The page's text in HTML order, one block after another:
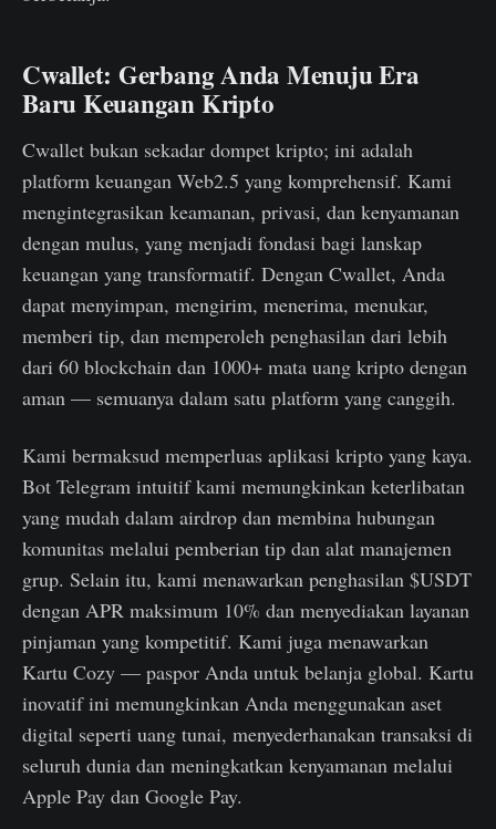
Cwallet: Gerbang Anda Menuju Era
Baru Keuangan Kripto
Cwallet bukan sekadar dompet kripto; ini adalah
platform keuangan Web2.5 yang komprehensif. Kami
mengintegrasikan keamanan, privasi, dan kenyamanan
dengan mulus, yang menjadi fondasi bagi lanskap
keuangan yang transformatif. Dengan Cwallet, Anda
dapat menyimpan, mengirim, menerima, menukar,
memberi tip, dan memperoleh penghasilan dari lebih
dari 60 blockchain dan 1000+ mata uang kripto dengan
aman — semuanya dalam satu platform yang canggih.
Kami bermaksud memperluas aplikasi kripto yang kaya.
Bot Telegram intuitif kami memungkinkan keterlibatan
yang mudah dalam airdrop dan membina hubungan
komunitas melalui pemberian tip dan alat manajemen
grup. Selain itu, kami menawarkan penghasilan $USDT
dengan APR maksimum 10% dan menyediakan layanan
pinjaman yang kompetitif. Kami juga menawarkan
Kartu Cozy — paspor Anda untuk belanja global. Kartu
inovatif ini memungkinkan Anda menggunakan aset
digital seperti uang tunai, menyederhanakan transaksi di
seluruh dunia dan meningkatkan kenyamanan melalui
Apple Pay dan Google Pay.